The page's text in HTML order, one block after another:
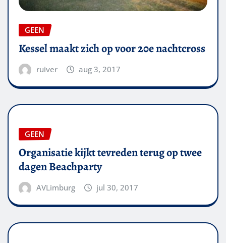
GEEN
Kessel maakt zich op voor 20e nachtcross
ruiver aug 3, 2017
GEEN
Organisatie kijkt tevreden terug op twee
dagen Beachparty
AVLimburg jul 30, 2017